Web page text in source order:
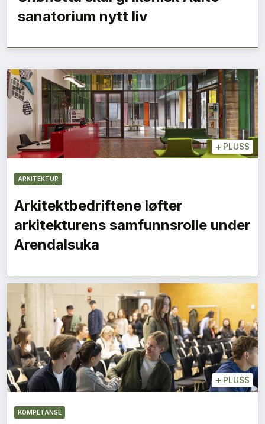
sanatorium nytt liv
+ PLUSS
ARKITEKTUR
Arkitektbedriftene løfter
arkitekturens samfunnsrolle under
Arendalsuka
+ PLUSS
KOMPETANSE